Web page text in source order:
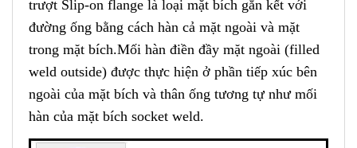
trượt Slip-on flange là loại mặt bích gắn kết với
đường ống bằng cách hàn cả mặt ngoài và mặt
trong mặt bích.Mối hàn điền đầy mặt ngoài (filled
weld outside) được thực hiện ở phần tiếp xúc bên
ngoài của mặt bích và thân ống tương tự như mối
hàn của mặt bích socket weld.